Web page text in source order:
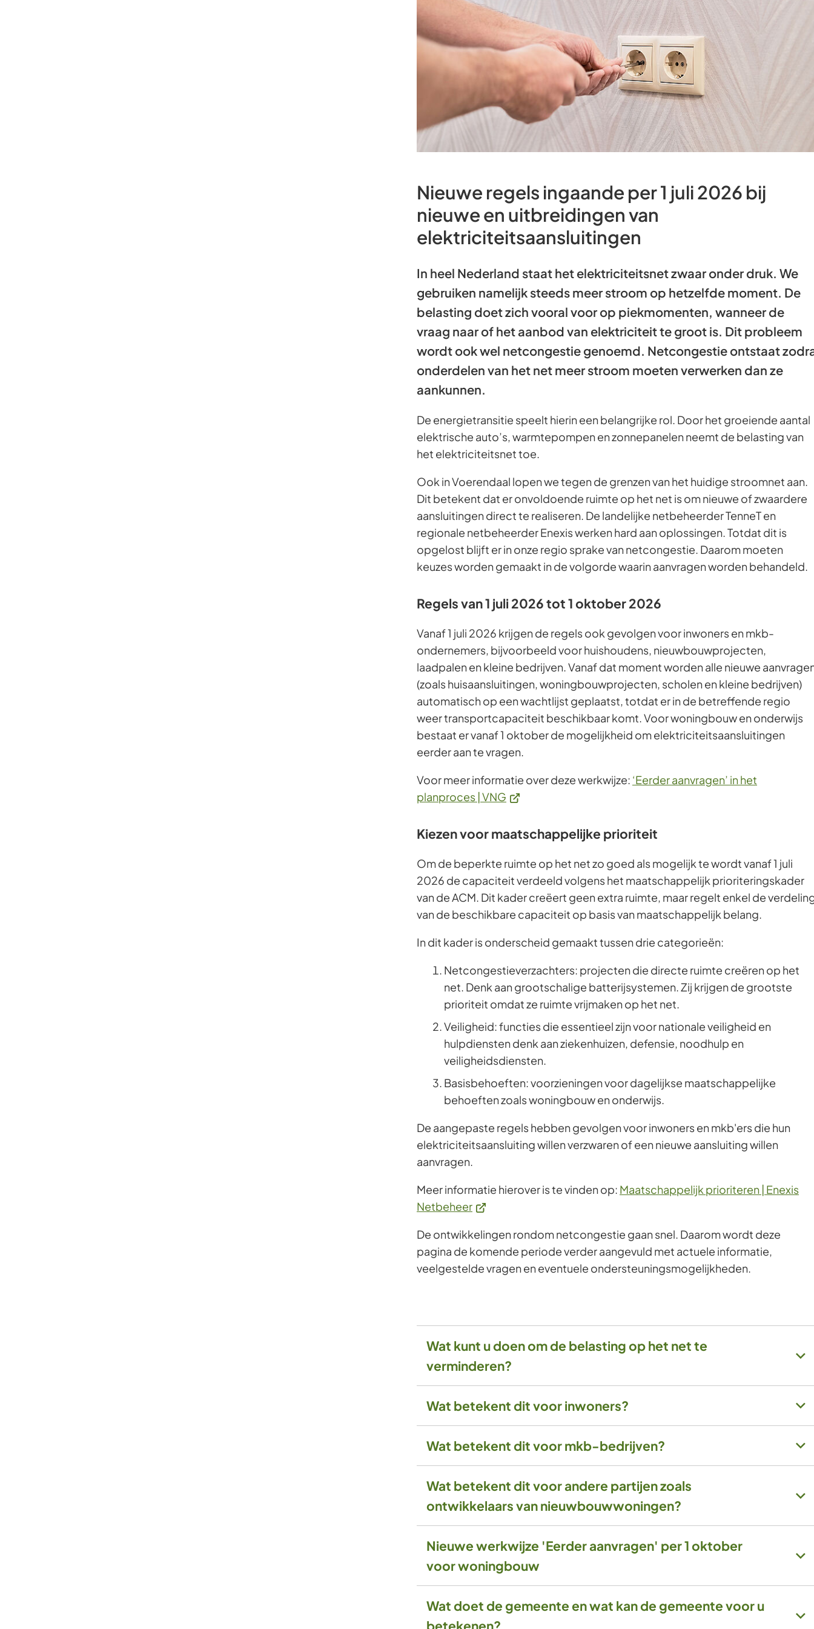
de
enter-
toets
om
een
waarde
te
selecteren.
Nieuwe regels ingaande per 1 juli 2026 bij
nieuwe en uitbreidingen van
elektriciteitsaansluitingen
In heel Nederland staat het elektriciteitsnet zwaar onder druk. We
gebruiken namelijk steeds meer stroom op hetzelfde moment. De
belasting doet zich vooral voor op piekmomenten, wanneer de
vraag naar of het aanbod van elektriciteit te groot is. Dit probleem
wordt ook wel netcongestie genoemd. Netcongestie ontstaat
onderdelen van het net meer stroom moeten verwerken dan ze
aankunnen.
De energietransitie speelt hierin een belangrijke rol. Door het groeiende aantal
elektrische auto’s, warmtepompen en zonnepanelen neemt de belasting van
het elektriciteitsnet toe.
Ook in Voerendaal lopen we tegen de grenzen van het huidige stroomnet aan.
Dit betekent dat er onvoldoende ruimte op het net is om nieuwe of zwaardere
aansluitingen direct te realiseren. De landelijke netbeheerder TenneT en
regionale netbeheerder Enexis werken hard aan oplossingen. Totdat dit is
opgelost blijft er in onze regio sprake van netcongestie. Daarom moeten
keuzes worden gemaakt in de volgorde waarin aanvragen worden behandeld.
Regels van 1 juli 2026 tot 1 oktober 2026
Vanaf 1 juli 2026 krijgen de regels ook gevolgen voor inwoners en mkb-
ondernemers, bijvoorbeeld voor huishoudens, nieuwbouwprojecten,
laadpalen en kleine bedrijven. Vanaf dat moment worden alle nieuwe
(zoals huisaansluitingen, woningbouwprojecten, scholen en kleine bedrijven)
automatisch op een wachtlijst geplaatst, totdat er in de betreffende regio
weer transportcapaciteit beschikbaar komt. Voor woningbouw en onderwijs
bestaat er vanaf 1 oktober de mogelijkheid om elektriciteitsaansluitingen
eerder aan te vragen.
Voor meer informatie over deze werkwijze: ‘Eerder aanvragen’ in het
planproces | VNG (Verwijst
een
website)
Kiezen voor maatschappelijke prioriteit
Om de beperkte ruimte op het net zo goed als mogelijk te wordt vanaf 1 juli
2026 de capaciteit verdeeld volgens het maatschappelijk prioriteringskader
van de ACM. Dit kader creëert geen extra ruimte, maar regelt enkel de
van de beschikbare capaciteit op basis van maatschappelijk belang.
In dit kader is onderscheid gemaakt tussen drie categorieën:
Netcongestieverzachters: projecten die directe ruimte creëren op het
net. Denk aan grootschalige batterijsystemen. Zij krijgen de grootste
prioriteit omdat ze ruimte vrijmaken op het net.
Veiligheid: functies die essentieel zijn voor nationale veiligheid en
hulpdiensten denk aan ziekenhuizen, defensie, noodhulp en
veiligheidsdiensten.
Basisbehoeften: voorzieningen voor dagelijkse maatschappelijke
behoeften zoals woningbouw en onderwijs.
De aangepaste regels hebben gevolgen voor inwoners en mkb'ers die hun
elektriciteitsaansluiting willen verzwaren of een nieuwe aansluiting willen
aanvragen.
Meer informatie hierover is te vinden op: Maatschappelijk prioriteren | Enexis
Netbeheer(Verwijst
een
externe
website)
De ontwikkelingen rondom netcongestie gaan snel. Daarom wordt deze
pagina de komende periode verder aangevuld met actuele informatie,
veelgestelde vragen en eventuele ondersteuningsmogelijkheden.
Wat kunt u doen om de belasting op het net te
verminderen?
Wat betekent dit voor inwoners?
Wat betekent dit voor mkb-bedrijven?
Wat betekent dit voor andere partijen zoals
ontwikkelaars van nieuwbouwwoningen?
Nieuwe werkwijze 'Eerder aanvragen' per 1 oktober
voor woningbouw
Wat doet de gemeente en wat kan de gemeente voor u
betekenen?